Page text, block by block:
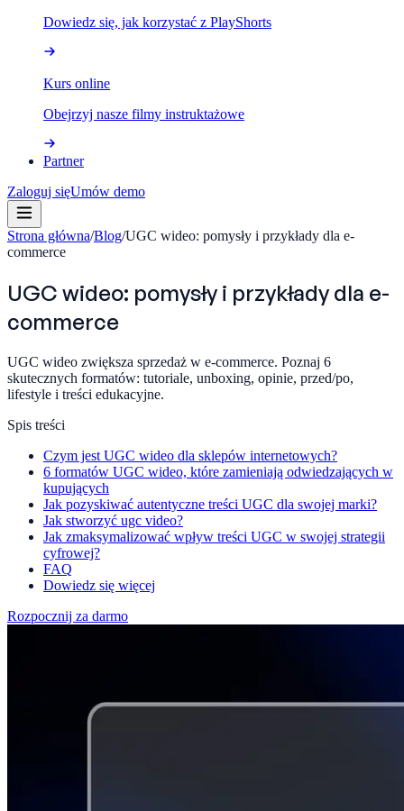
Dowiedz się, jak korzystać z PlayShorts
Kurs online
Obejrzyj nasze filmy instruktażowe
Partner
Zaloguj sięUmów demo
Strona główna/Blog/UGC wideo: pomysły i przykłady dla e-
commerce
UGC wideo: pomysły i przykłady dla e-
commerce
UGC wideo zwiększa sprzedaż w e-commerce. Poznaj 6
skutecznych formatów: tutoriale, unboxing, opinie, przed/po,
lifestyle i treści edukacyjne.
Spis treści
Czym jest UGC wideo dla sklepów internetowych?
6 formatów UGC wideo, które zamieniają odwiedzających w
kupujących
Jak pozyskiwać autentyczne treści UGC dla swojej marki?
Jak stworzyć ugc video?
Jak zmaksymalizować wpływ treści UGC w swojej strategii
cyfrowej?
FAQ
Dowiedz się więcej
Rozpocznij za darmo